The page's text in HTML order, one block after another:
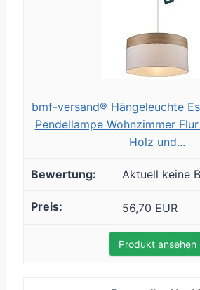
bmf-versand® Hängeleuchte
Pendellampe Wohnzimmer
Holz und...
Aktuell keine
56,70 EUR
Produkt ansehen